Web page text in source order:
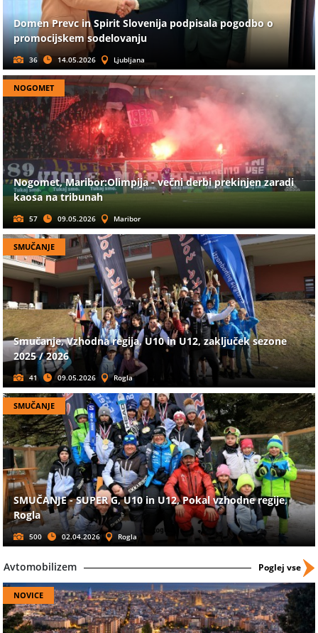
Domen Prevc in Spirit Slovenija podpisala pogodbo o
promocijskem sodelovanju
36 14.05.2026 Ljubljana
NOGOMET
Nogomet, Maribor:Olimpija - večni derbi prekinjen zaradi
kaosa na tribunah
57 09.05.2026 Maribor
SMUČANJE
Smučanje, Vzhodna regija, U10 in U12, zaključek sezone
2025 / 2026
41 09.05.2026 Rogla
SMUČANJE
SMUČANJE - SUPER G, U10 in U12, Pokal vzhodne regije,
Rogla
500 02.04.2026 Rogla
Avtomobilizem Poglej vse
NOVICE